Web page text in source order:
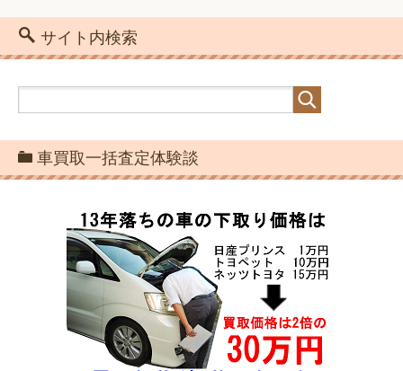
サイト内検索
車買取一括査定体験談